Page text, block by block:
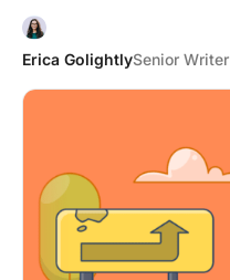
Erica GolightlySenior Writer